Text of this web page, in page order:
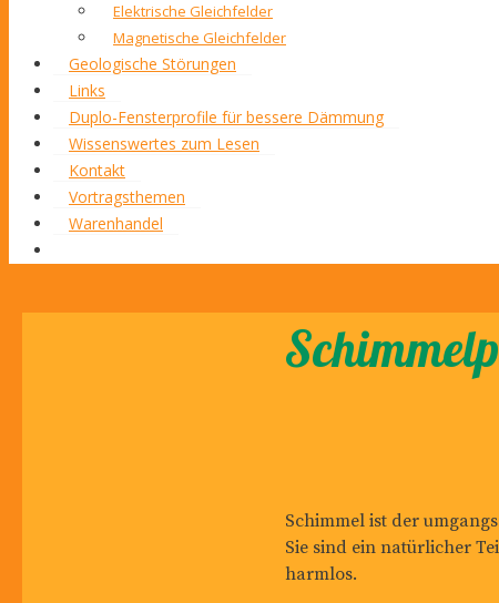
Elektrische Gleichfelder
Magnetische Gleichfelder
Geologische Störungen
Links
Duplo-Fensterprofile für bessere Dämmung
Wissenswertes zum Lesen
Kontakt
Vortragsthemen
Warenhandel
Schimmel ist der
Sie sind ein natürlicher
harmlos.